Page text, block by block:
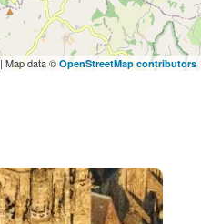
| Map data © OpenStreetMap contributors